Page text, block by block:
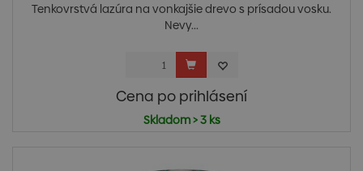
Tenkovrstvá lazúra na vonkajšie drevo s prísadou vosku.
Nevy...
Cena po prihlásení
Skladom > 3 ks